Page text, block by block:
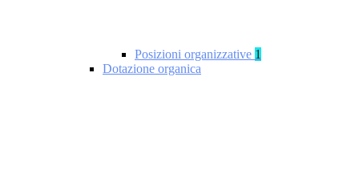
Posizioni organizzative 1
Dotazione organica